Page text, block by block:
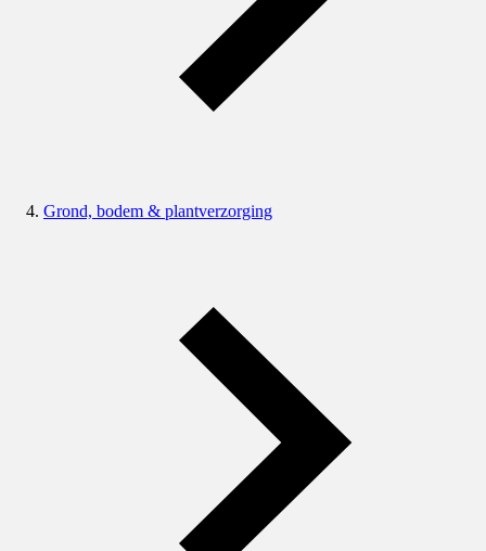
Grond, bodem & plantverzorging